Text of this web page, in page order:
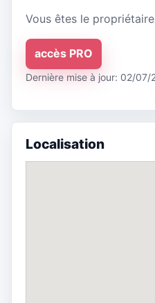
Vous êtes le
accès PRO
Dernière mise à jour: 02/07/
Localisation